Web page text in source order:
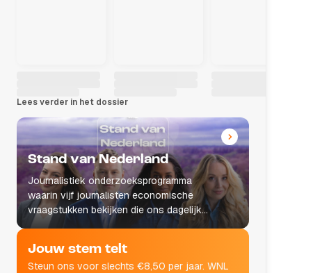
Lees verder in het dossier
Stand van Nederland
Journalistiek onderzoeksprogramma
waarin vijf journalisten economische
vraagstukken bekijken die ons dagelijks
leven raken.
Jouw stem telt
Steun ons voor slechts €8,50 per jaar. WNL